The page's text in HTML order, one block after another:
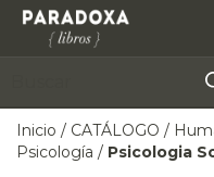
Inicio / CATÁLOGO /
Psicología / Psicologia